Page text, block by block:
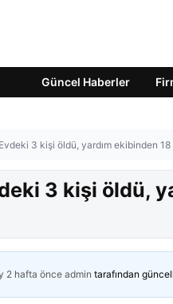
Güncel Haberler
3 kişi öldü, yardım ekibinden 18
3 kişi öldü,
2 hafta önceadmin tarafından